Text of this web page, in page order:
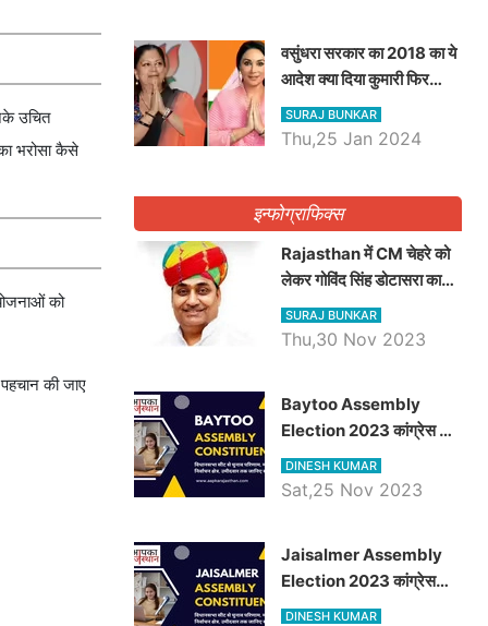
उचित
भरोसा कैसे
को
की जाए
वसुंधरा सरकार का 2018 का ये
आदेश क्या दिया कुमारी फिर
करेंगी लागू? कांग्रेस सरकार ने
किया था निरस्त
SURAJ BUNKAR
Thu,25 Jan 2024
इन्फोग्राफिक्स
Rajasthan में CM चेहरे को
लेकर गोविंद सिंह डोटासरा का
बड़ा बयान आया सामने, जानें
विचार
SURAJ BUNKAR
Thu,30 Nov 2023
Baytoo Assembly
Election 2023 कांग्रेस से
हरीश चौधरी तो बालाराम मुंड होंगे
भाजपा उम्मीदवार, जानिये बायतू
DINESH KUMAR
Sat,25 Nov 2023
​​​​​​​Jaisalmer Assembly
Election 2023 कांग्रेस
रूपा राम मेघवाल तो छोटु सिंह
DINESH KUMAR